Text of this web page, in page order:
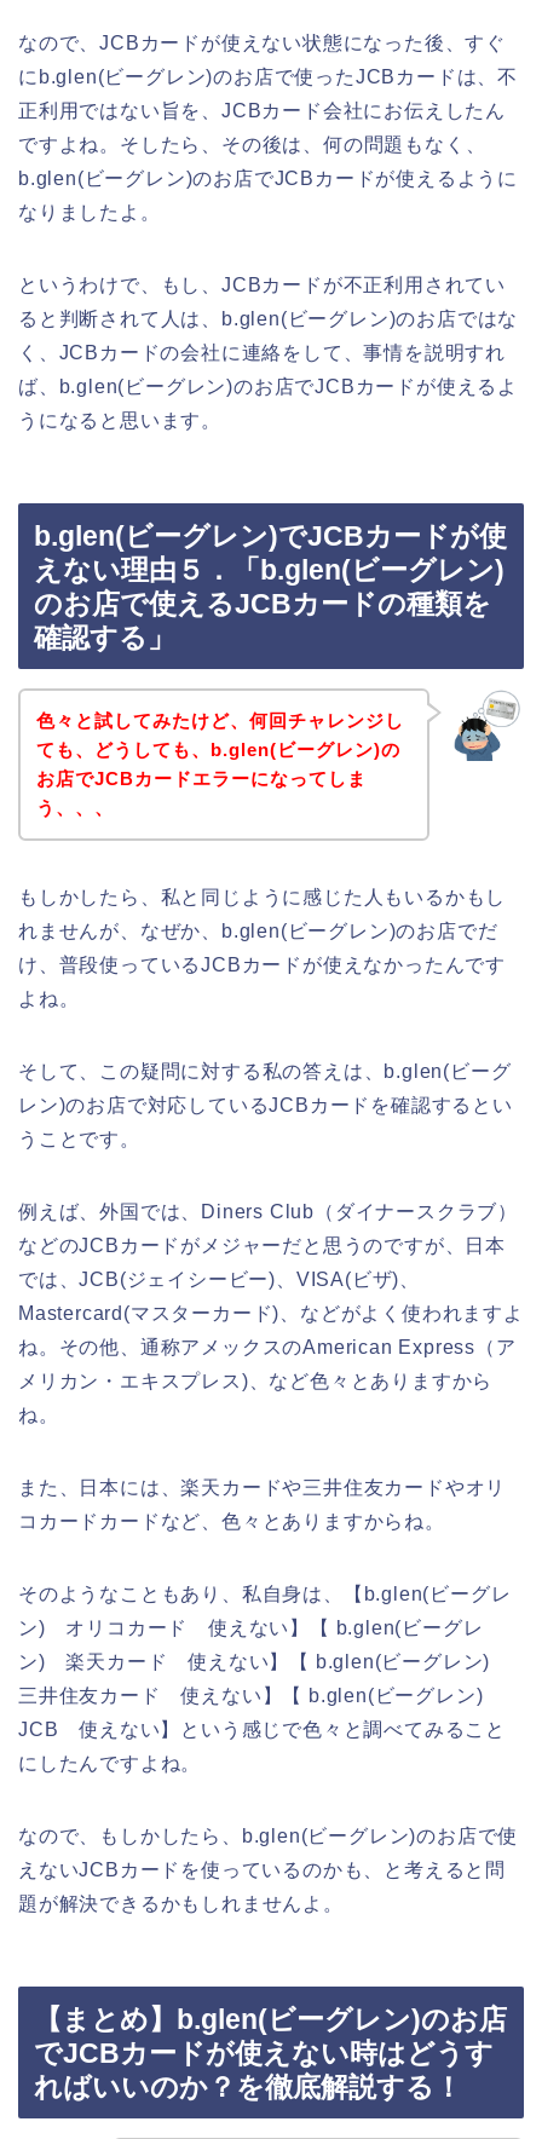
なので、JCBカードが使えない状態になった後、すぐ
にb.glen(ビーグレン)のお店で使ったJCBカードは、不
正利用ではない旨を、JCBカード会社にお伝えしたん
ですよね。そしたら、その後は、何の問題もなく、
b.glen(ビーグレン)のお店でJCBカードが使えるように
なりましたよ。
というわけで、もし、JCBカードが不正利用されてい
ると判断されて人は、b.glen(ビーグレン)のお店ではな
く、JCBカードの会社に連絡をして、事情を説明すれ
ば、b.glen(ビーグレン)のお店でJCBカードが使えるよ
うになると思います。
b.glen(ビーグレン)でJCBカードが使
えない理由５．「b.glen(ビーグレン)
のお店で使えるJCBカードの種類を
確認する」
色々と試してみたけど、何回チャレンジし
ても、どうしても、b.glen(ビーグレン)の
お店でJCBカードエラーになってしま
う、、、
もしかしたら、私と同じように感じた人もいるかもし
れませんが、なぜか、b.glen(ビーグレン)のお店でだ
け、普段使っているJCBカードが使えなかったんです
よね。
そして、この疑問に対する私の答えは、b.glen(ビーグ
レン)のお店で対応しているJCBカードを確認するとい
うことです。
例えば、外国では、Diners Club（ダイナースクラブ）
などのJCBカードがメジャーだと思うのですが、日本
では、JCB(ジェイシービー)、VISA(ビザ)、
Mastercard(マスターカード)、などがよく使われますよ
ね。その他、通称アメックスのAmerican Express（ア
メリカン・エキスプレス)、など色々とありますから
ね。
また、日本には、楽天カードや三井住友カードやオリ
コカードカードなど、色々とありますからね。
そのようなこともあり、私自身は、【b.glen(ビーグレ
ン) オリコカード 使えない】【 b.glen(ビーグレ
ン) 楽天カード 使えない】【 b.glen(ビーグレン)
三井住友カード 使えない】【 b.glen(ビーグレン)
JCB 使えない】という感じで色々と調べてみること
にしたんですよね。
なので、もしかしたら、b.glen(ビーグレン)のお店で使
えないJCBカードを使っているのかも、と考えると問
題が解決できるかもしれませんよ。
【まとめ】b.glen(ビーグレン)のお店
でJCBカードが使えない時はどうす
ればいいのか？を徹底解説する！